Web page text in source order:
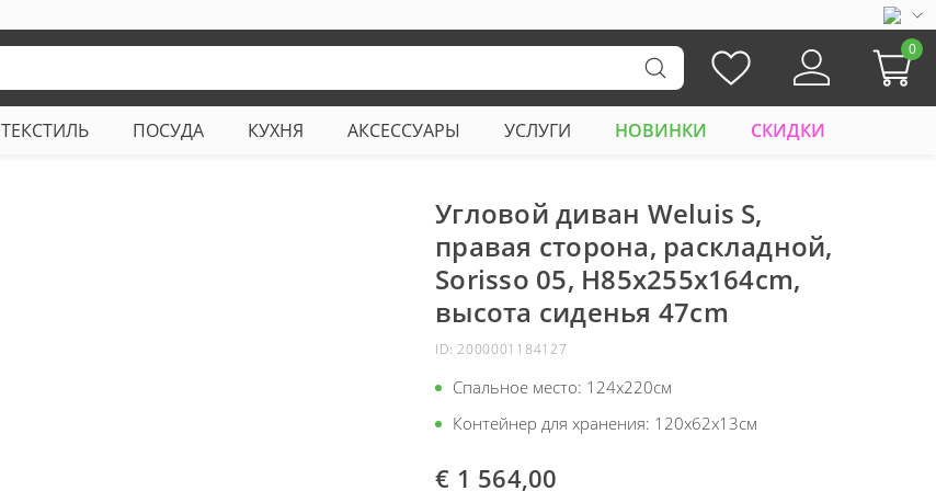
0
ТЕКСТИЛЬ ПОСУДА КУХНЯ АКСЕССУАРЫ УСЛУГИ НОВИНКИ СКИДКИ
Угловой диван Weluis S,
правая сторона, раскладной,
Sorisso 05, H85x255x164cm,
высота сиденья 47cm
ID: 2000001184127
Спальное место: 124x220см
Контейнер для хранения: 120x62x13см
€ 1 564,00